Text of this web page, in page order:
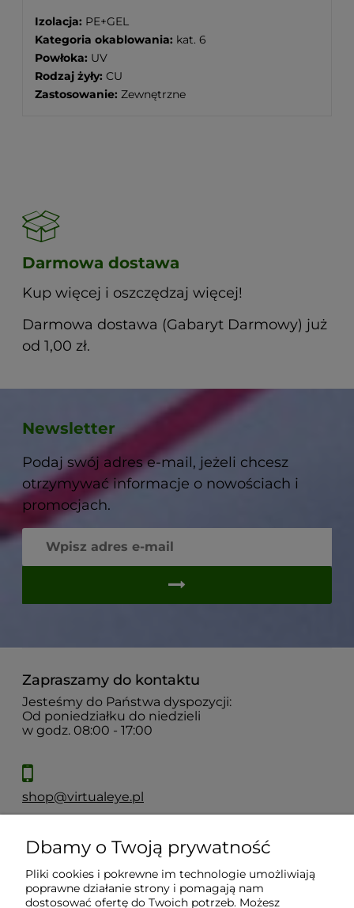
Izolacja: PE+GEL
Kategoria okablowania: kat. 6
Powłoka: UV
Rodzaj żyły: CU
Zastosowanie: Zewnętrzne
Darmowa dostawa
Kup więcej i oszczędzaj więcej!
Darmowa dostawa (Gabaryt Darmowy) już
od 1,00 zł.
Newsletter
Podaj swój adres e-mail, jeżeli chcesz
otrzymywać informacje o nowościach i
promocjach.
Zapraszamy do kontaktu
Jesteśmy do Państwa dyspozycji:
Od poniedziałku do niedzieli
w godz. 08:00 - 17:00
shop@virtualeye.pl
Moje konto
Płatności i dostawa
Dbamy o Twoją prywatność
Pliki cookies i pokrewne im technologie umożliwiają
poprawne działanie strony i pomagają nam
dostosować ofertę do Twoich potrzeb. Możesz